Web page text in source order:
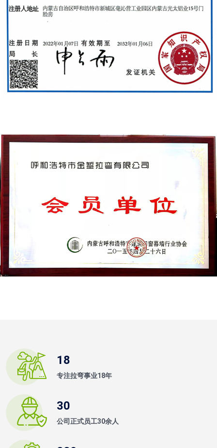
18
专注拉弯事业18年
30
公司正式员工30余人